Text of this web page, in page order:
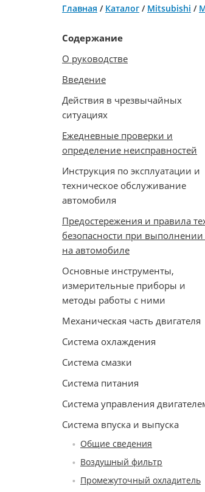
Главная / Каталог / Mitsubishi /
Содержание
О руководстве
Введение
Действия в чрезвычайных
ситуациях
Ежедневные проверки и
определение неисправностей
Инструкция по эксплуатации и
техническое обслуживание
автомобиля
Предостережения и правила
безопасности при выполнении
на автомобиле
Основные инструменты,
измерительные приборы и
методы работы с ними
Механическая часть двигателя
Система охлаждения
Система смазки
Система питания
Система управления
Система впуска и выпуска
Общие сведения
Воздушный фильтр
Промежуточный охладитель